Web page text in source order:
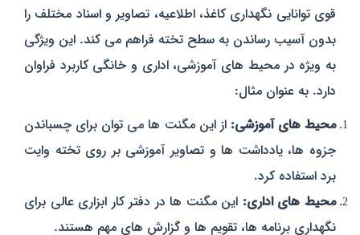
قوی توانایی نگهداری کاغذ، اطلاعیه، تصاویر و اسناد مختلف را
بدون آسیب رساندن به سطح تخته فراهم می‌ کند. این ویژگی
به‌ ویژه در محیط‌ های آموزشی، اداری و خانگی کاربرد فراوان
دارد. به عنوان مثال:
محیط‌ های آموزشی: از این مگنت‌ ها می‌ توان برای چسباندن
جزوه‌ ها، یادداشت‌ ها و تصاویر آموزشی بر روی تخته وایت
برد استفاده کرد.
محیط‌ های اداری: این مگنت‌ ها در دفتر کار ابزاری عالی برای
نگهداری برنامه‌ ها، تقویم‌ ها و گزارش‌ های مهم هستند.